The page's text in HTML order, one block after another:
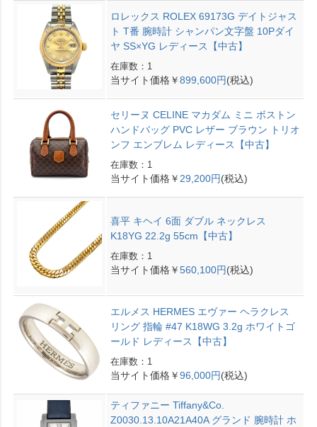
ロレックス ROLEX 69173G デイトジャス
ト T番 腕時計 シャンパン文字盤 10Pダイ
ヤ SS×YG レディース【中古】
在庫数：1
当サイト価格￥899,600円(税込)
セリーヌ CELINE マカダム ミニ ボストン
ハンドバッグ PVC レザー ブラウン トリオ
ンフ エンブレム レディース【中古】
在庫数：1
当サイト価格￥ 29,200円(税込)
喜平 キヘイ 6面 ダブル ネックレス
K18YG 22.2g 55cm【中古】
在庫数：1
当サイト価格￥560,100円(税込)
エルメス HERMES エヴァー ヘラクレス
リング 指輪 #47 K18WG 3.2g ホワイトゴ
ールド レディース【中古】
在庫数：1
当サイト価格￥96,000円(税込)
ティファニー Tiffany&Co.
Z0030.13.10A21A40A グランド 腕時計 ホ